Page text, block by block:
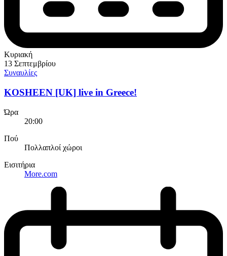
Κυριακή
13 Σεπτεμβρίου
Συναυλίες
KOSHEEN [UK] live in Greece!
Ώρα
20:00
Πού
Πολλαπλοί χώροι
Εισιτήρια
More.com